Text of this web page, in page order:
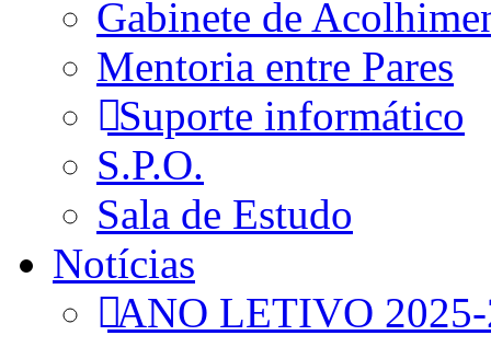
Gabinete de
Mentoria entre Pares
Suporte informático
S.P.O.
Sala de Estudo
Notícias
ANO LETIVO